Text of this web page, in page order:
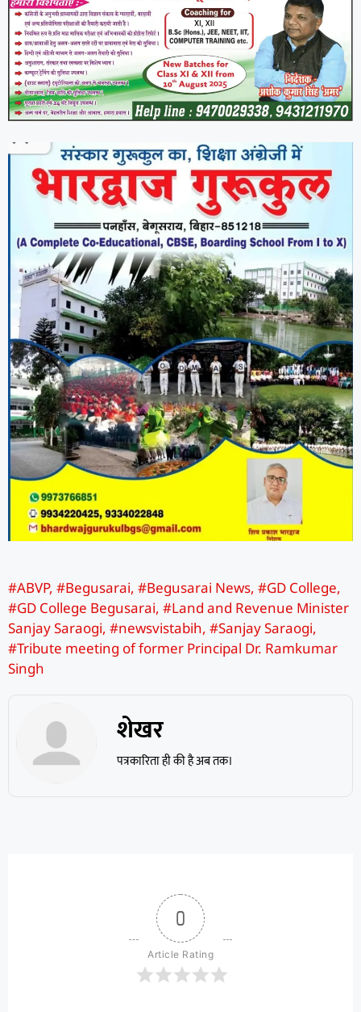
#ABVP, #Begusarai, #Begusarai News, #GD College,
#GD College Begusarai, #Land and Revenue Minister
Sanjay Saraogi, #newsvistabih, #Sanjay Saraogi,
#Tribute meeting of former Principal Dr. Ramkumar
Singh
शेखर
पत्रकारिता ही की है अब तक।
0
Article Rating